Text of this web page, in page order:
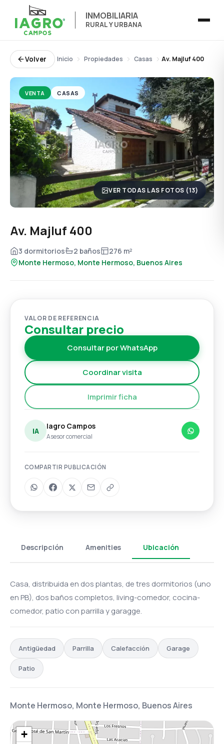
INMOBILIARIA
RURAL Y URBANA
Volver Inicio Propiedades Casas Av. Majluf 400
VENTA CASAS
VER TODAS LAS FOTOS (13)
Av. Majluf 400
3 dormitorios 2 baños
276 m²
Monte Hermoso, Monte Hermoso, Buenos Aires
Descripción Amenities Ubicación
Casa, distribuida en dos plantas, de tres dormitorios (uno
en PB), dos baños completos, living-comedor, cocina-
comedor, patio con parrilla y garagge.
Antigüedad Parrilla Calefacción Garage
Patio
Monte Hermoso, Monte Hermoso, Buenos Aires
+
VALOR DE REFERENCIA
Consultar precio
Consultar por WhatsApp
Coordinar visita
Imprimir ficha
IA
Iagro Campos
Asesor comercial
COMPARTIR PUBLICACIÓN